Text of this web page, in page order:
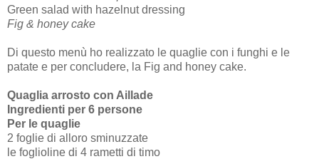
Green salad with hazelnut dressing
Fig & honey cake
Di questo menù ho realizzato le quaglie con i funghi e le
patate e per concludere, la Fig and honey cake.
Quaglia arrosto con Aillade
Ingredienti per 6 persone
Per le quaglie
2 foglie di alloro sminuzzate
le foglioline di 4 rametti di timo